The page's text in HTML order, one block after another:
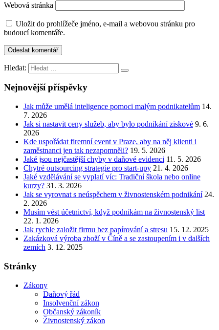
Webová stránka
Uložit do prohlížeče jméno, e-mail a webovou stránku pro
budoucí komentáře.
Hledat:
Nejnovější příspěvky
Jak může umělá inteligence pomoci malým podnikatelům 14.
7. 2026
Jak si nastavit ceny služeb, aby bylo podnikání ziskové 9. 6.
2026
Kde uspořádat firemní event v Praze, aby na něj klienti i
zaměstnanci jen tak nezapomněli? 19. 5. 2026
Jaké jsou nejčastější chyby v daňové evidenci 11. 5. 2026
Chytré outsourcing strategie pro start-upy 21. 4. 2026
Jaké vzdělávání se vyplatí víc: Tradiční škola nebo online
kurzy? 31. 3. 2026
Jak se vyrovnat s neúspěchem v živnostenském podnikání 24.
2. 2026
Musím vést účetnictví, když podnikám na živnostenský list
22. 1. 2026
Jak rychle založit firmu bez papírování a stresu 15. 12. 2025
Zakázková výroba zboží v Číně a se zastoupením i v dalších
zemích 3. 12. 2025
Stránky
Zákony
Daňový řád
Insolvenční zákon
Občanský zákoník
Živnostenský zákon